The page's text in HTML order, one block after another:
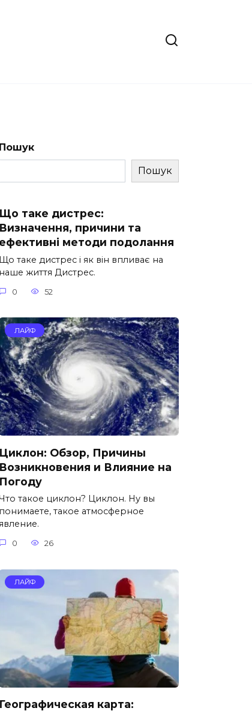
Пошук
Пошук
Що таке дистрес:
Визначення, причини та
ефективні методи подолання
Що таке дистрес і як він впливає на
наше життя Дистрес.
0 52
ЛАЙФ
Циклон: Обзор, Причины
Возникновения и Влияние на
Погоду
такое циклон? Циклон. Ну вы
понимаете, такое атмосферное
явление.
0 26
ЛАЙФ
Географическая карта: